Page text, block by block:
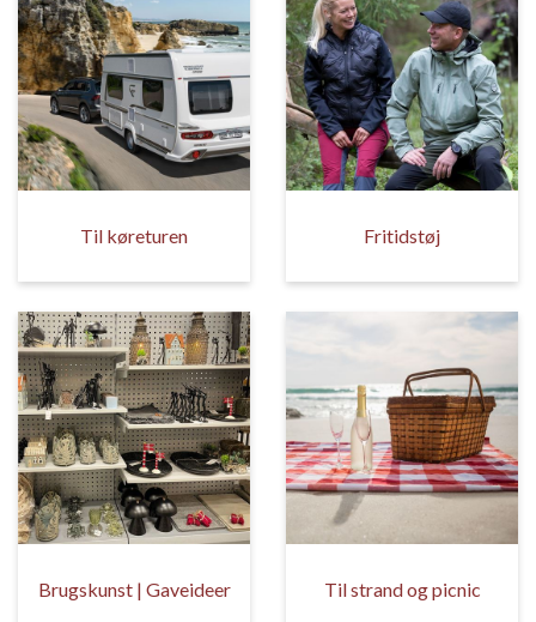
Til køreturen Fritidstøj
Brugskunst | Gaveideer Til strand og picnic